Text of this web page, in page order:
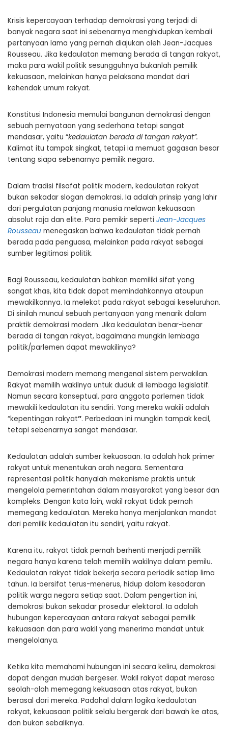
Krisis kepercayaan terhadap demokrasi yang terjadi di
banyak negara saat ini sebenarnya menghidupkan kembali
pertanyaan lama yang pernah diajukan oleh Jean-Jacques
Rousseau. Jika kedaulatan memang berada di tangan rakyat,
maka para wakil politik sesungguhnya bukanlah pemilik
kekuasaan, melainkan hanya pelaksana mandat dari
kehendak umum rakyat.
Konstitusi Indonesia memulai bangunan demokrasi dengan
sebuah pernyataan yang sederhana tetapi sangat
mendasar, yaitu “kedaulatan berada di tangan rakyat”.
Kalimat itu tampak singkat, tetapi ia memuat gagasan besar
tentang siapa sebenarnya pemilik negara.
Dalam tradisi filsafat politik modern, kedaulatan rakyat
bukan sekadar slogan demokrasi. Ia adalah prinsip yang lahir
dari pergulatan panjang manusia melawan kekuasaan
absolut raja dan elite. Para pemikir seperti Jean-Jacques
Rousseau menegaskan bahwa kedaulatan tidak pernah
berada pada penguasa, melainkan pada rakyat sebagai
sumber legitimasi politik.
Bagi Rousseau, kedaulatan bahkan memiliki sifat yang
sangat khas, kita tidak dapat memindahkannya ataupun
mewakilkannya. Ia melekat pada rakyat sebagai keseluruhan.
Di sinilah muncul sebuah pertanyaan yang menarik dalam
praktik demokrasi modern. Jika kedaulatan benar-benar
berada di tangan rakyat, bagaimana mungkin lembaga
politik/parlemen dapat mewakilinya?
Demokrasi modern memang mengenal sistem perwakilan.
Rakyat memilih wakilnya untuk duduk di lembaga legislatif.
Namun secara konseptual, para anggota parlemen tidak
mewakili kedaulatan itu sendiri. Yang mereka wakili adalah
“kepentingan rakyat”. Perbedaan ini mungkin tampak kecil,
tetapi sebenarnya sangat mendasar.
Kedaulatan adalah sumber kekuasaan. Ia adalah hak primer
rakyat untuk menentukan arah negara. Sementara
representasi politik hanyalah mekanisme praktis untuk
mengelola pemerintahan dalam masyarakat yang besar dan
kompleks. Dengan kata lain, wakil rakyat tidak pernah
memegang kedaulatan. Mereka hanya menjalankan mandat
dari pemilik kedaulatan itu sendiri, yaitu rakyat.
Karena itu, rakyat tidak pernah berhenti menjadi pemilik
negara hanya karena telah memilih wakilnya dalam pemilu.
Kedaulatan rakyat tidak bekerja secara periodik setiap lima
tahun. Ia bersifat terus-menerus, hidup dalam kesadaran
politik warga negara setiap saat. Dalam pengertian ini,
demokrasi bukan sekadar prosedur elektoral. Ia adalah
hubungan kepercayaan antara rakyat sebagai pemilik
kekuasaan dan para wakil yang menerima mandat untuk
mengelolanya.
Ketika kita memahami hubungan ini secara keliru, demokrasi
dapat dengan mudah bergeser. Wakil rakyat dapat merasa
seolah-olah memegang kekuasaan atas rakyat, bukan
berasal dari mereka. Padahal dalam logika kedaulatan
rakyat, kekuasaan politik selalu bergerak dari bawah ke atas,
dan bukan sebaliknya.